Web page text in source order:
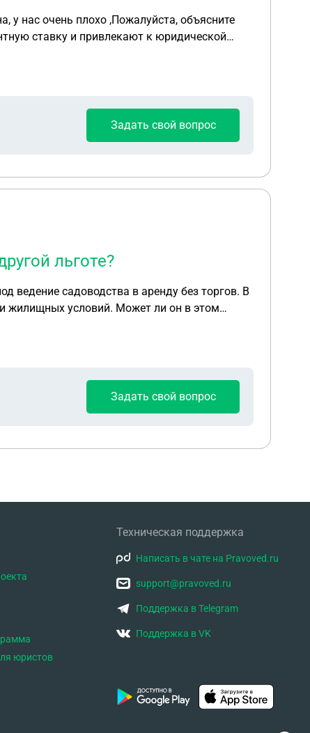
у нас очень плохо ,Пожалуйста, объясните
ставку и привлекают к юридической
по кредиту, но нас не уведомили об этом
Задать свой вопрос
льготе?
ведение садоводства в аренду без торгов. В
жилищных условий. Может ли он в этом
Задать свой вопрос
юристов
Техническая поддержка
Написать в чате на Pravoved.ru
support@pravoved.ru
Поддержка в Telegram
Поддержка в VK